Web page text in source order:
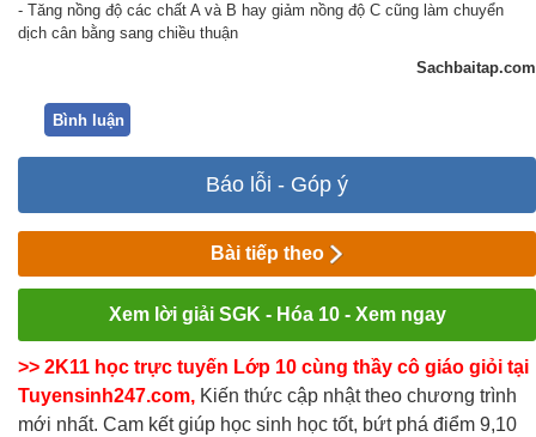
- Tăng nồng độ các chất A và B hay giảm nồng độ C cũng làm chuyển
dịch cân bằng sang chiều thuận
Sachbaitap.com
Bình luận
Báo lỗi - Góp ý
Bài tiếp theo
Xem lời giải SGK - Hóa 10 - Xem ngay
>> 2K11 học trực tuyến Lớp 10 cùng thầy cô giáo giỏi tại
Tuyensinh247.com, Kiến thức cập nhật theo chương trình
mới nhất. Cam kết giúp học sinh học tốt, bứt phá điểm 9,10